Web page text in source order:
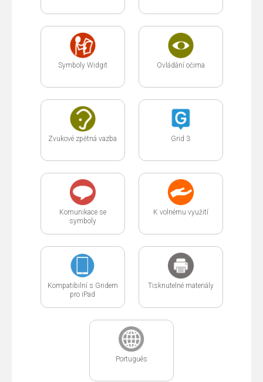
Symboly Widgit Ovládání očima
Zvukové zpětná vazba Grid 3
Komunikace se
symboly
K volnému využití
Kompatibilní s Gridem
pro iPad
Tisknutelné materiály
Português